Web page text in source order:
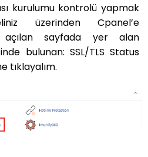
kurulumu kontrolü yapmak
üzerinden Cpanel’e
açılan sayfada yer alan
bulunan: SSL/TLS Status
tıklayalım.